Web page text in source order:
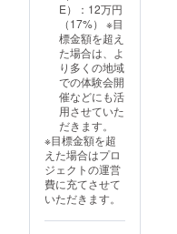
用はで
きませ
ん。 ・
カラー
デザイ
ンや持
ち込み
デザイ
ン、
チェー
ンやカ
フなど
の変更
の場合
は、別
予約数
によ
り、製
作にお
時間が
かかる
場合が
ありま
す。 ・
店舗で
開催し
ている
キャン
ペーン
や割引
E）：12万円
（17%） ※目
標金額を超え
た場合は、よ
り多くの地域
での体験会開
催などにも活
用させていた
だきます。
※目標金額を超
えた場合はプロ
ジェクトの運営
費に充てさせて
いただきます。